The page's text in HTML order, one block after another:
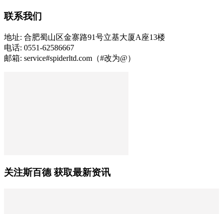
联系我们
地址: 合肥蜀山区金寨路91号立基大厦A座13楼
电话: 0551-62586667
邮箱: service#spiderltd.com（#改为@）
关注斯百德 获取最新资讯